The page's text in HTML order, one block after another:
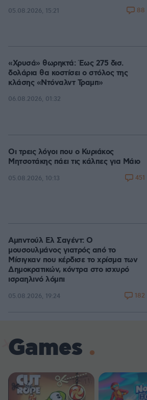
05.08.2026, 15:21 88
«Χρυσά» θωρηκτά: Έως 275 δισ.
δολάρια θα κοστίσει ο στόλος της
κλάσης «Ντόναλντ Τραμπ»
06.08.2026, 01:32
Οι τρεις λόγοι που ο Κυριάκος
Μητσοτάκης πάει τις κάλπες για Μάιο
05.08.2026, 10:13 451
Αμπντούλ Ελ Σαγέντ: Ο
μουσουλμάνος γιατρός από το
Μίσιγκαν που κέρδισε το χρίσμα των
Δημοκρατικών, κόντρα στο ισχυρό
ισραηλινό λόμπι
05.08.2026, 19:24 182
Games